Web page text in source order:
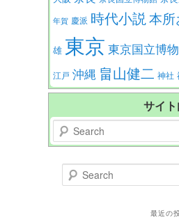
年賀 慶派 時代小説本
雄 東京 東京国立博
江戸 沖縄 畠山健二 神社
サイ
Search
Search
最近の